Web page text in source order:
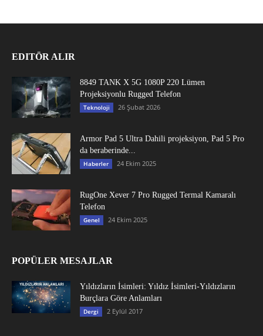
EDITÖR ALIR
8849 TANK X 5G 1080P 220 Lümen
Projeksiyonlu Rugged Telefon
Teknoloji 26 Şubat 2026
Armor Pad 5 Ultra Dahili projeksiyon, Pad 5 Pro
da beraberinde...
Haberler 24 Ekim 2025
RugOne Xever 7 Pro Rugged Termal Kamaralı
Telefon
Genel 24 Ekim 2025
POPÜLER MESAJLAR
Yıldızların İsimleri: Yıldız İsimleri-Yıldızların
Burçlara Göre Anlamları
Dergi 2 Eylül 2017